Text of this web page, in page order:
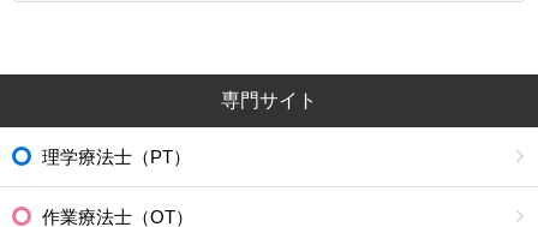
専門サイト
理学療法士（PT）
作業療法士（OT）